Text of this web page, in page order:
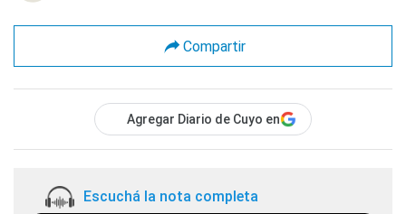
Compartir
Agregar Diario de Cuyo en
Escuchá la nota completa